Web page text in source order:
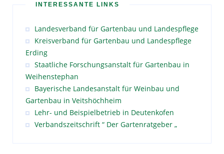
INTERESSANTE LINKS
Landesverband für Gartenbau und Landespflege
Kreisverband für Gartenbau und Landespflege
Erding
Staatliche Forschungsanstalt für Gartenbau in
Weihenstephan
Bayerische Landesanstalt für Weinbau und
Gartenbau in Veitshöchheim
Lehr- und Beispielbetrieb in Deutenkofen
Verbandszeitschrift “ Der Gartenratgeber „